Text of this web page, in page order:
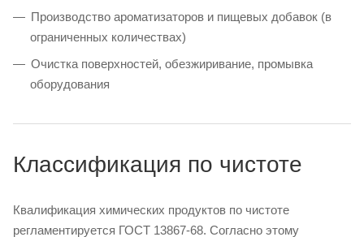
Производство ароматизаторов и пищевых добавок (в
ограниченных количествах)
Очистка поверхностей, обезжиривание, промывка
оборудования
Классификация по чистоте
Квалификация химических продуктов по чистоте
регламентируется ГОСТ 13867-68. Согласно этому